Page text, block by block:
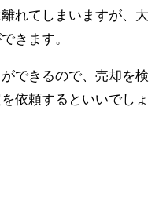
れてしまいますが、大
きます。
できるので、売却を検
依頼するといいでしょ